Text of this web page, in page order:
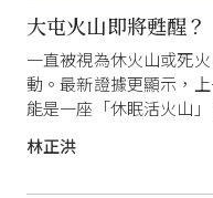
大屯火山即將甦醒？
一直被視為休火山或死
動。最新證據更顯示，
能是一座「休眠活火山」
林正洪